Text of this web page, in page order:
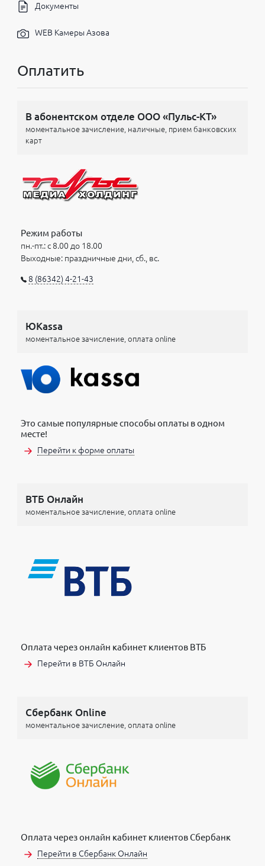
Документы
WEB Камеры Азова
Оплатить
В абонентском отделе ООО «Пульс-КТ»
моментальное зачисление, наличные, прием банковских
карт
Режим работы
пн.-пт.: с 8.00 до 18.00
Выходные: праздничные дни, сб., вс.
8 (86342) 4-21-43
ЮKassa
моментальное зачисление, оплата online
Это самые популярные способы оплаты в одном
месте!
Перейти к форме оплаты
ВТБ Онлайн
моментальное зачисление, оплата online
Оплата через онлайн кабинет клиентов ВТБ
Перейти в ВТБ Онлайн
Сбербанк Online
моментальное зачисление, оплата online
Оплата через онлайн кабинет клиентов Сбербанк
Перейти в Сбербанк Онлайн